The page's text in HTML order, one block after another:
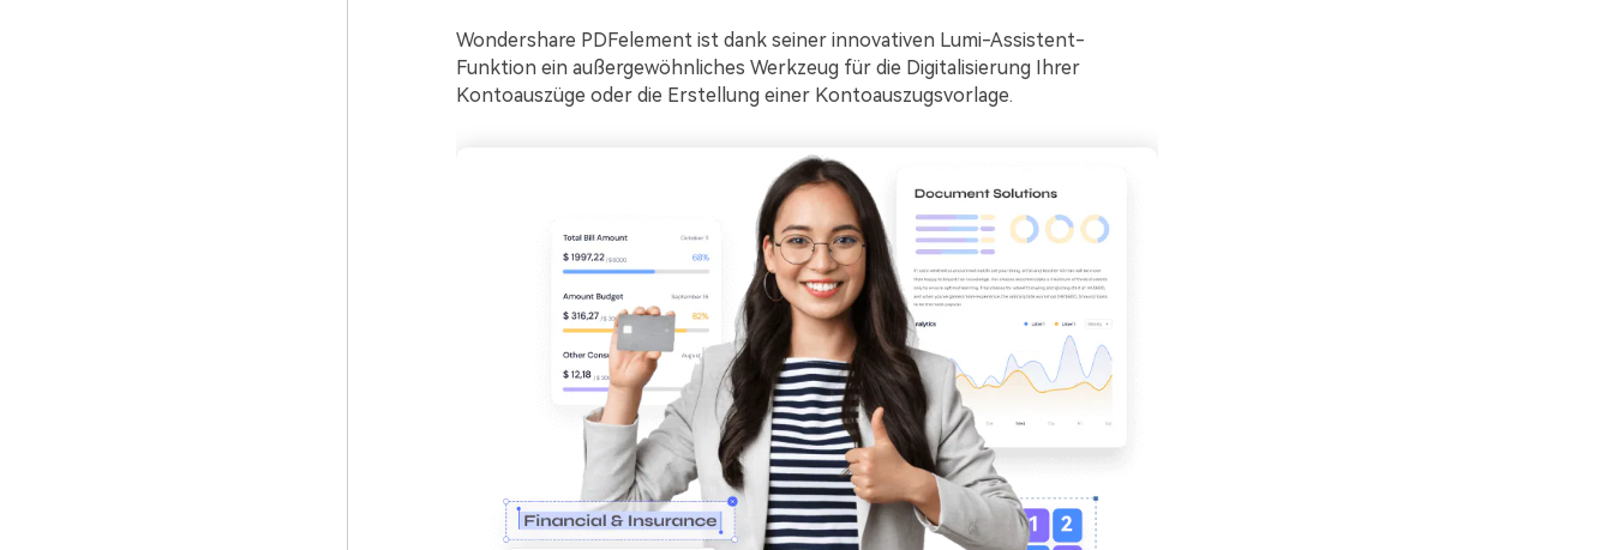
Wondershare PDFelement ist dank seiner innovativen Lumi-Assistent-
Funktion ein außergewöhnliches Werkzeug für die Digitalisierung Ihrer
Kontoauszüge oder die Erstellung einer Kontoauszugsvorlage.